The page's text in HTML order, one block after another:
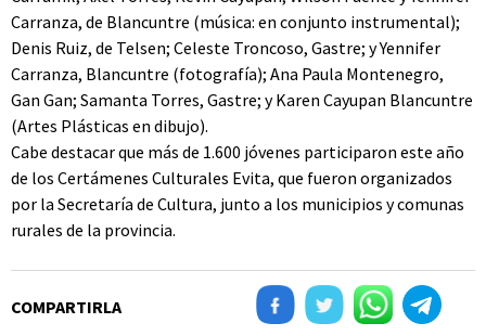
Carranza, de Blancuntre (música: en conjunto instrumental);
Denis Ruiz, de Telsen; Celeste Troncoso, Gastre; y Yennifer
Carranza, Blancuntre (fotografía); Ana Paula Montenegro,
Gan Gan; Samanta Torres, Gastre; y Karen Cayupan Blancuntre
(Artes Plásticas en dibujo).
Cabe destacar que más de 1.600 jóvenes participaron este año
de los Certámenes Culturales Evita, que fueron organizados
por la Secretaría de Cultura, junto a los municipios y comunas
rurales de la provincia.
COMPARTIRLA